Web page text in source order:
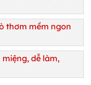
thơm mềm ngon
dễ làm,